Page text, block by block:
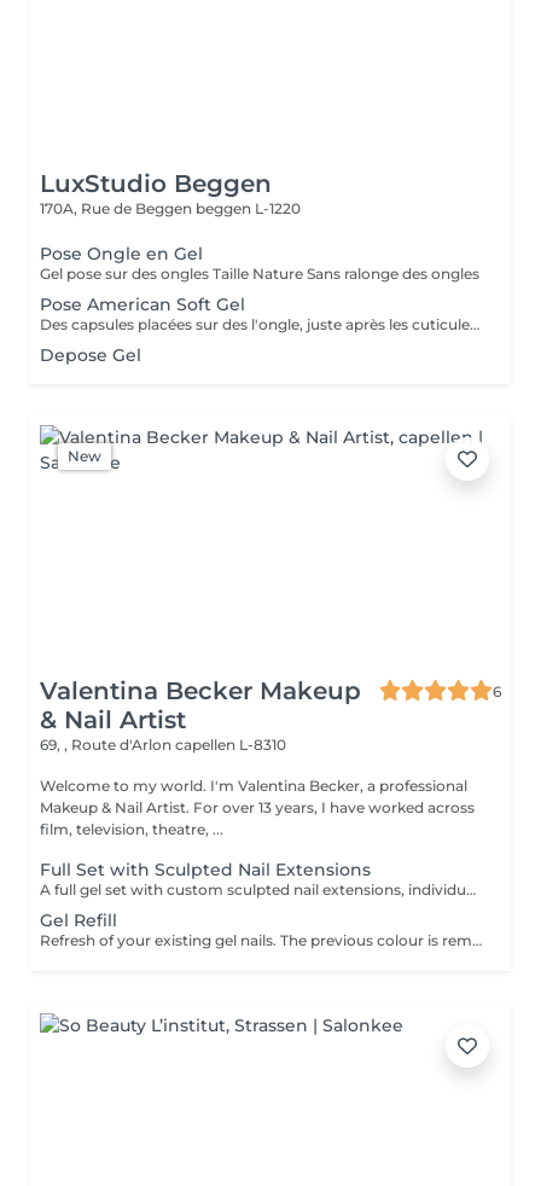
LuxStudio Beggen
170A, Rue de Beggen beggen L-1220
Pose Ongle en Gel
Gel pose sur des ongles Taille Nature Sans ralonge des ongles
Pose American Soft Gel
Des capsules placées sur des l'ongle, juste après les cuticules. Ces capsules forment à elles seules la courbure et la longueur de l'ongle. Le premier avantage notable est donc que les ongles artificiels utilisés dans le nail art américain n'ont pas besoin d'être façonnés. Dure +- 2 a 3 sem Cápsulas de gel colocadas em toda a unha, logo após as cutículas. Essas cápsulas formam sozinhas a curvatura e a extensão da unha. Portanto, a primeira vantagem notável é que as unhas artificiais usadas na arte americana de unhas não precisam ser modeladas.
Depose Gel
New
Valentina Becker Makeup
& Nail Artist
6
69, , Route d'Arlon capellen L-8310
Welcome to my world. I'm Valentina Becker, a professional
Makeup & Nail Artist. For over 13 years, I have worked across
film, television, theatre, ...
Full Set with Sculpted Nail Extensions
A full gel set with custom sculpted nail extensions, individually tailored to you. Created using nail forms rather than tips, this technique provides strong, elegant, and natural-looking nails in your desired length and shape.
Gel Refill
Refresh of your existing gel nails. The previous colour is removed, the structure and length is rebalanced if needed, and a new colour or design of your choice is applied.